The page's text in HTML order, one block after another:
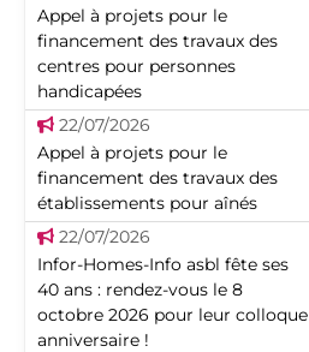
Appel à projets pour le
financement des travaux des
centres pour personnes
handicapées
22/07/2026
Appel à projets pour le
financement des travaux des
établissements pour aînés
22/07/2026
Infor-Homes-Info asbl fête ses
40 ans : rendez-vous le 8
octobre 2026 pour leur colloque
anniversaire !